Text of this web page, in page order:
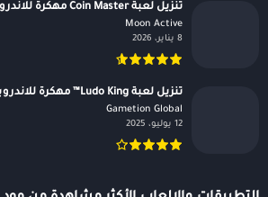
تنزيل لعبة Coin Master مهكرة للاندرويد 2026
Moon Active‏
8 يناير، 2026
تنزيل لعبة Ludo King™ مهكرة للاندرويد
Gametion Global‏
12 يوليو، 2025